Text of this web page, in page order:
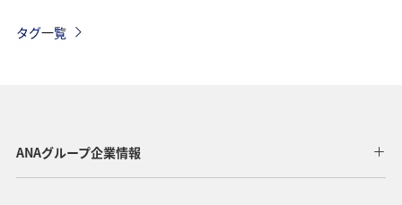
長崎県 沖縄県 自然・植物 神奈川県
タグ一覧
ANAグループ企業情報